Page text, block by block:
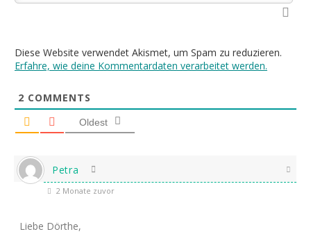
Diese Website verwendet Akismet, um Spam zu reduzieren.
Erfahre, wie deine Kommentardaten verarbeitet werden.
2 COMMENTS
Oldest
Petra
2 Monate zuvor
Liebe Dörthe,